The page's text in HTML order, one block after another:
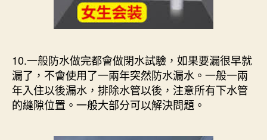
10.一般防水做完都會做閉水試驗，如果要漏很早就
漏了，不會使用了一兩年突然防水漏水。一般一兩
年入住以後漏水，排除水管以後，注意所有下水管
的縫隙位置。一般大部分可以解決問題。